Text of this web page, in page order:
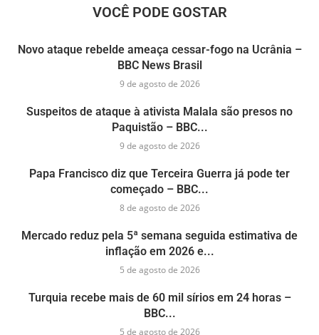
VOCÊ PODE GOSTAR
Novo ataque rebelde ameaça cessar-fogo na Ucrânia –
BBC News Brasil
9 de agosto de 2026
Suspeitos de ataque à ativista Malala são presos no
Paquistão – BBC...
9 de agosto de 2026
Papa Francisco diz que Terceira Guerra já pode ter
começado – BBC...
8 de agosto de 2026
Mercado reduz pela 5ª semana seguida estimativa de
inflação em 2026 e...
5 de agosto de 2026
Turquia recebe mais de 60 mil sírios em 24 horas –
BBC...
5 de agosto de 2026